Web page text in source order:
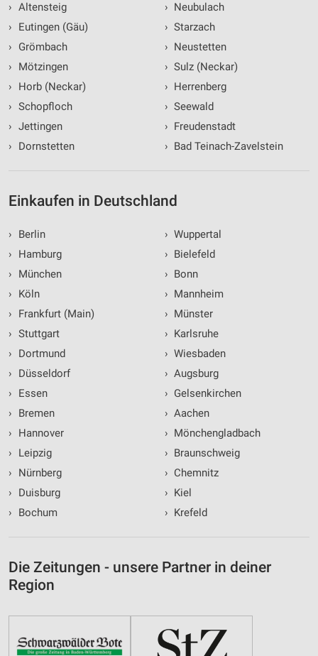
› Altensteig
›
Eutingen (Gäu)
›
Grömbach
›
Mötzingen
›
Horb (Neckar)
› Schopfloch
› Jettingen
›
Dornstetten
› Neubulach
› Starzach
› Neustetten
› Sulz (Neckar)
› Herrenberg
› Seewald
› Freudenstadt
› Bad Teinach-Zavelstein
Einkaufen in Deutschland
›
Berlin
›
Hamburg
›
München
›
Köln
›
Frankfurt (Main)
› Stuttgart
›
Dortmund
›
Düsseldorf
›
Essen
›
Bremen
›
Hannover
›
Leipzig
›
Nürnberg
›
Duisburg
›
Bochum
› Wuppertal
› Bielefeld
› Bonn
› Mannheim
› Münster
› Karlsruhe
› Wiesbaden
› Augsburg
› Gelsenkirchen
› Aachen
› Mönchengladbach
› Braunschweig
› Chemnitz
› Kiel
› Krefeld
Die Zeitungen - unsere Partner in deiner
Region